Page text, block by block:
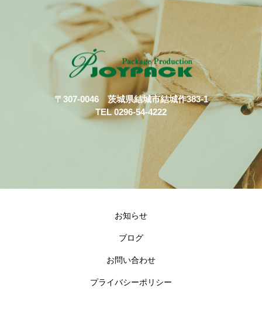
〒307-0046 茨城県結城市結城作383-1
TEL 0296-54-4222
お知らせ
ブログ
お問い合わせ
プライバシーポリシー